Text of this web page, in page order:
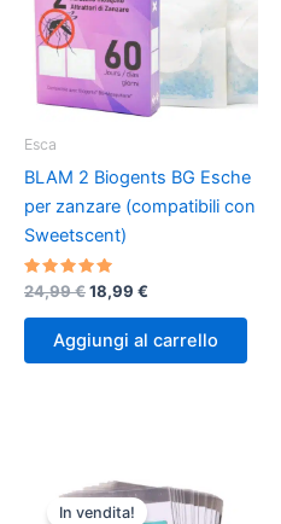
Esca
BLAM 2 Biogents BG Esche
per zanzare (compatibili con
Sweetscent)
Valutato
5.00
su 5
24,99€Il
originale
era:
18,99 €
attuale
è:
Aggiungi al carrello
In vendita!